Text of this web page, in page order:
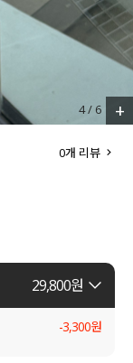
4/ 6 +
0개 리뷰
29,800원
-3,300원